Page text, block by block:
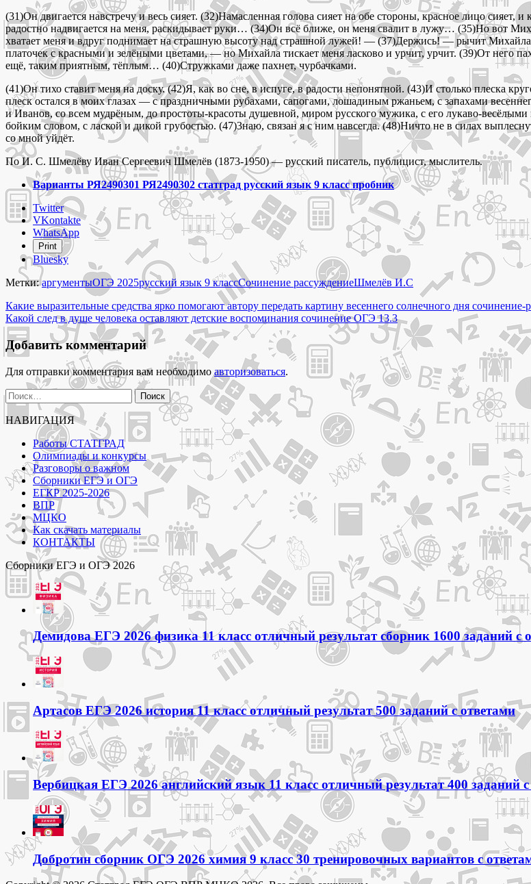
(31)Он двигается навстречу и весь сияет. (32)Намасленная голова сияет на обе стороны, красное лицо
радостно надвигается на меня, раскидывает руки… (34)Он всё ближе, он меня свалит в лужу… (35)Но вот
хватает меня и вдруг поднимает на страшную высоту над страшной лужей! — (37)Держись! — рычит
платочек с красными и зелёными цветами, — но Михайла тискает меня ласково и урчит, урчит. (39)От него
ещё, таким приятным, тёплым… (40)Стружками даже пахнет, чурбачками.
(41)Он тихо ставит меня на доску. (42)Я, как во сне, в испуге, в радости непонятной. (43)И столько плеска
плеск остался в моих глазах — с праздничными рубахами, сапогами, лошадиным ржаньем, с запахами
и Иванов, со всем мудрёным, до простоты-красоты душевной, миром русского мужика, с его лукаво-
бойким словом, с лаской и дикой грубостью. (47)3наю, связан я с ним навсегда. (48)Ничто не в силах
со мной уйдёт.
По И. С. Шмелёву Иван Сергеевич Шмелёв (1873-1950) — русский писатель, публицист, мыслитель.
Варианты РЯ2490301 РЯ2490302 статград русский язык 9 класс пробник
Share
the
post
"Напишите
сочинение
ничто
не
силах
выплеснуть
из
меня
этот
весенний
плеск
ОГЭ
9
класс"
Twitter
VKontakte
WhatsApp
Print
Bluesky
Метки:аргументыОГЭ 2025русский язык 9 классСочинение рассуждениеШмелёв И.С
Навигация
по
записям
Какие выразительные средства ярко помогают автору передать картину весеннего солнечного дня сочинение-
Какой след в душе человека оставляют детские воспоминания сочинение ОГЭ 13.3
Добавить комментарий
Для отправки комментария вам необходимо авторизоваться.
Найти:
НАВИГАЦИЯ
Работы СТАТГРАД
Олимпиады и конкурсы
Разговоры о важном
Сборники ЕГЭ и ОГЭ
ЕГКР 2025-2026
ВПР
МЦКО
Как скачать материалы
КОНТАКТЫ
Сборники ЕГЭ и ОГЭ 2026
Демидова ЕГЭ 2026 физика 11 класс отличный результат сборник 1600 заданий с
Артасов ЕГЭ 2026 история 11 класс отличный результат 500 заданий с ответами
Вербицкая ЕГЭ 2026 английский язык 11 класс отличный результат 400 заданий
Добротин сборник ОГЭ 2026 химия 9 класс 30 тренировочных вариантов с